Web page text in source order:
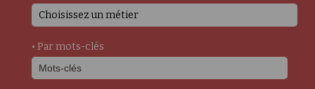
Choisissez un métier
• Par mots-clés